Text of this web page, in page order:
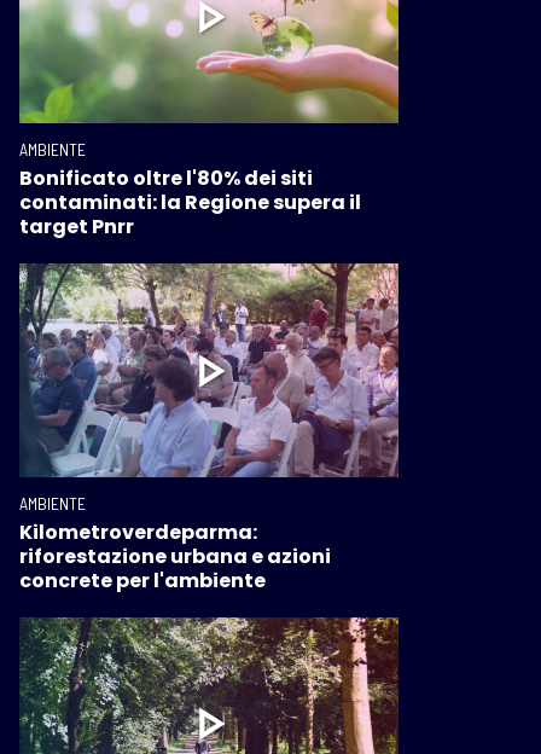
AMBIENTE
Bonificato oltre l'80% dei siti
contaminati: la Regione supera il
target Pnrr
AMBIENTE
Kilometroverdeparma:
riforestazione urbana e azioni
concrete per l'ambiente